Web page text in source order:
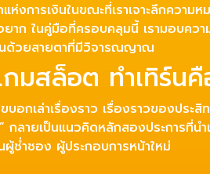
ห่งการเงินในขณะที่เราเจาะลึกควา
าก ในคู่มือที่ครอบคลุมนี้ เรามอบคว
นด้วยสายตาที่มีวิจารณญาณ
มสล็อต ทำเทิร์นคื
บอกเล่าเรื่องราว เรื่องราวของประ
กลายเป็นแนวคิดหลักสองประการที่น
ช่ำชอง ผู้ประกอบการหน้าใหม่